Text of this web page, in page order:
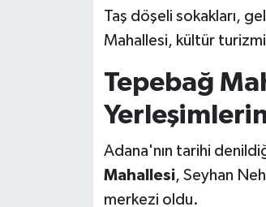
Taş döşeli sokakları,
Mahallesi, kültür
Tepebağ
Adana'nın tarihi
Mahallesi, Seyhan
merkezi oldu.